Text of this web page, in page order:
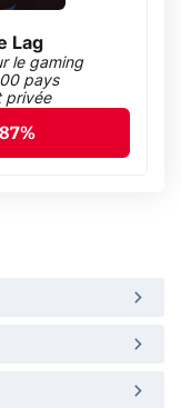
Lag
le gaming
pays
privée